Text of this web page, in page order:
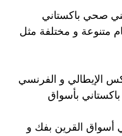
صحي باكستاني
متنوعة و مختلفة مثل
الإيطالي و الفرنسي
بأسواق
أسواق القرين بفك و